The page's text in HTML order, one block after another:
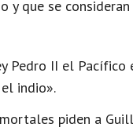
y que se consideran
Pedro II el
indio».
piden a